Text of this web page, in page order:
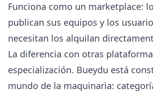
Funciona como un marketplace:
publican sus equipos y los
necesitan los alquilan
La diferencia con otras
especialización. Bueydu está
mundo de la maquinaria: